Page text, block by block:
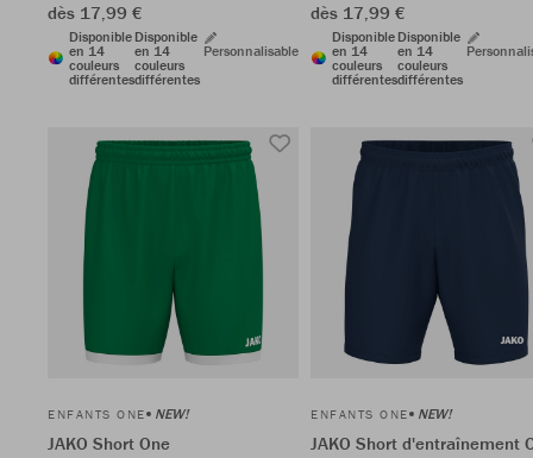
dès 17,99 €
Disponible
en 14
couleurs
différentes
Disponible
en 14
couleurs
différentes
Personnalisable
dès 17,99 €
Disponible
en 14
couleurs
différentes
Disponible
en 14
couleurs
différentes
ENFANTS ONE NEW!
JAKO Short One
ENFANTS ONE NEW!
JAKO Short d'entraînement